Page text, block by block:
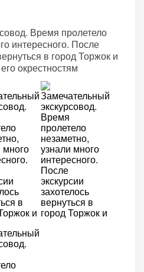
Время пролетело
интересного. После
в город Торжок и
окрестностям